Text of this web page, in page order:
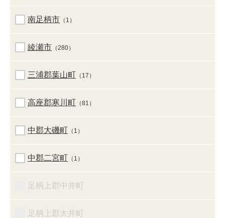
南足柄市 （1）
綾瀬市 （280）
三浦郡葉山町 （17）
高座郡寒川町 （81）
中郡大磯町 （1）
中郡二宮町 （1）
足柄上郡中井町
足柄上郡大井町